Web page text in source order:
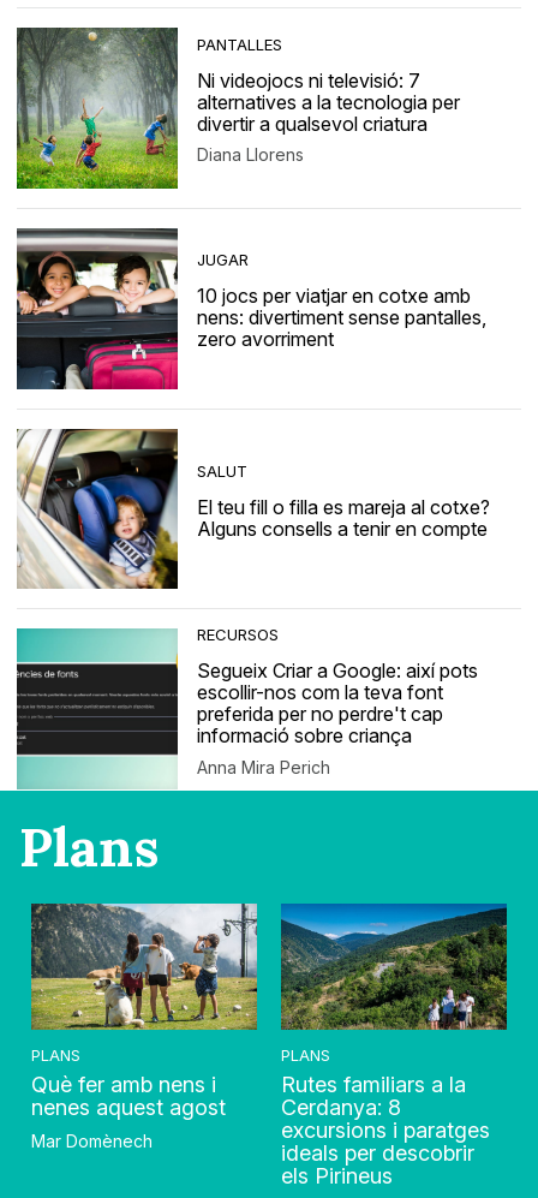
PANTALLES
Ni videojocs ni televisió: 7
alternatives a la tecnologia per
divertir a qualsevol criatura
Diana Llorens
JUGAR
10 jocs per viatjar en cotxe amb
nens: divertiment sense pantalles,
zero avorriment
SALUT
El teu fill o filla es mareja al cotxe?
Alguns consells a tenir en compte
RECURSOS
Segueix Criar a Google: així pots
escollir-nos com la teva font
preferida per no perdre't cap
informació sobre criança
Anna Mira Perich
Plans
PLANS
Què fer amb nens i
nenes aquest agost
Mar Domènech
PLANS
Rutes familiars a la
Cerdanya: 8
excursions i paratges
ideals per descobrir
els Pirineus